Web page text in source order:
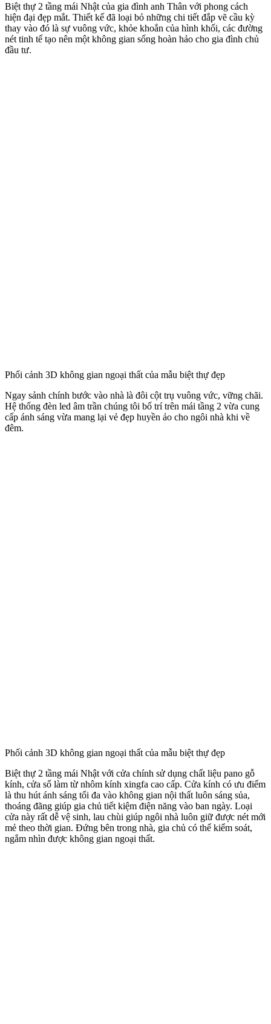
Biệt thự 2 tầng mái Nhật của gia đình anh Thân với phong cách
hiện đại đẹp mắt. Thiết kế đã loại bỏ những chi tiết đắp vẽ cầu kỳ
thay vào đó là sự vuông vức, khỏe khoắn của hình khối, các đường
nét tinh tế tạo nên một không gian sống hoàn hảo cho gia đình chủ
đầu tư.
Phối cảnh 3D không gian ngoại thất của mẫu biệt thự đẹp
Ngay sảnh chính bước vào nhà là đôi cột trụ vuông vức, vững chãi.
Hệ thống đèn led âm trần chúng tôi bố trí trên mái tầng 2 vừa cung
cấp ánh sáng vừa mang lại vẻ đẹp huyền ảo cho ngôi nhà khi về
đêm.
Phối cảnh 3D không gian ngoại thất của mẫu biệt thự đẹp
Biệt thự 2 tầng mái Nhật với cửa chính sử dụng chất liệu pano gỗ
kính, cửa sổ làm từ nhôm kính xingfa cao cấp. Cửa kính có ưu điểm
là thu hút ánh sáng tối đa vào không gian nội thất luôn sáng sủa,
thoáng đãng giúp gia chủ tiết kiệm điện năng vào ban ngày. Loại
cửa này rất dễ vệ sinh, lau chùi giúp ngôi nhà luôn giữ được nét mới
mẻ theo thời gian. Đứng bên trong nhà, gia chủ có thể kiểm soát,
ngắm nhìn được không gian ngoại thất.